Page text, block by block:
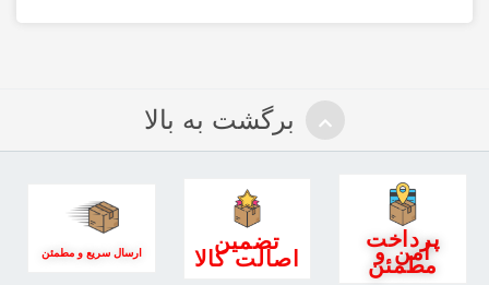
برگشت به بالا
پرداخت
امن و
مطمئن
تضمین
اصالت کالا ارسال سریع و مطمئن